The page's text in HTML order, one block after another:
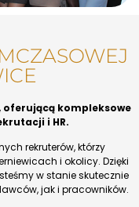
kompleksowe
i HR.
rekruterów, którzy
i okolicy. Dzięki
w stanie skutecznie
jak i pracowników.